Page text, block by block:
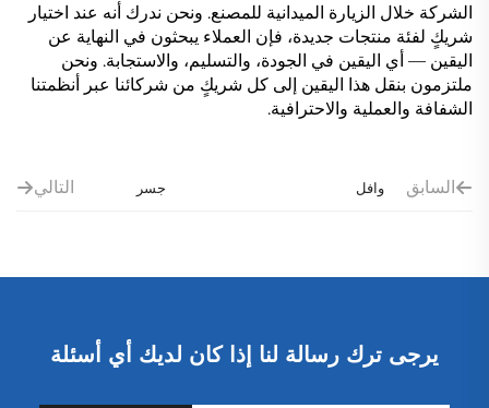
الشركة خلال الزيارة الميدانية للمصنع. ونحن ندرك أنه عند اختيار
شريكٍ لفئة منتجات جديدة، فإن العملاء يبحثون في النهاية عن
اليقين — أي اليقين في الجودة، والتسليم، والاستجابة. ونحن
ملتزمون بنقل هذا اليقين إلى كل شريكٍ من شركائنا عبر أنظمتنا
الشفافة والعملية والاحترافية.
السابق
وافل
التطوير
الجديد من
المكانس
التالي
جسر
تحديد شرط
الكاملة
للمعدات مع
يرجى ترك رسالة لنا إذا كان لديك أي أسئلة